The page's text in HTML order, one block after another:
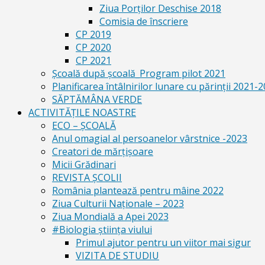
Ziua Porților Deschise 2018
Comisia de înscriere
CP 2019
CP 2020
CP 2021
Școală după școală_Program pilot 2021
Planificarea întâlnirilor lunare cu părinții 2021-
SĂPTĂMÂNA VERDE
ACTIVITĂȚILE NOASTRE
ECO – ŞCOALĂ
Anul omagial al persoanelor vârstnice -2023
Creatori de mărțișoare
Micii Grădinari
REVISTA ŞCOLII
România plantează pentru mâine 2022
Ziua Culturii Naționale – 2023
Ziua Mondială a Apei 2023
#Biologia știința viului
Primul ajutor pentru un viitor mai sigur
VIZITA DE STUDIU